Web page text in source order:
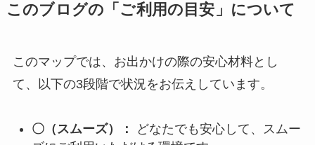
このブログの「ご利用の目安」について
このマップでは、お出かけの際の安心材料とし
て、以下の3段階で状況をお伝えしています。
〇（スムーズ）：
どなたでも安心して、スムー